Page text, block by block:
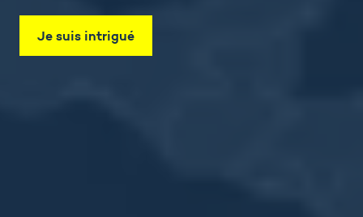
Je suis intrigué